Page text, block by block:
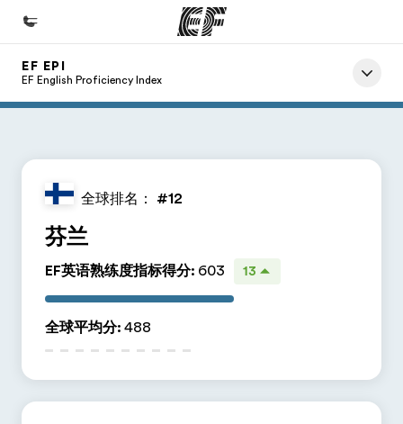
首页
查找您附近的办公室
关于我们
职业发展
加入我们
EF EPI
EF English Proficiency Index
全球排名： #12
芬兰
EF英语熟练度指标得分: 603 13
全球平均分: 488